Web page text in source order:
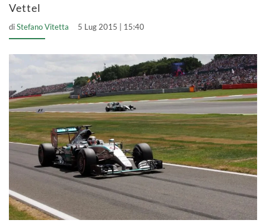
Vettel
diStefano Vitetta 5 Lug 2015 | 15:40